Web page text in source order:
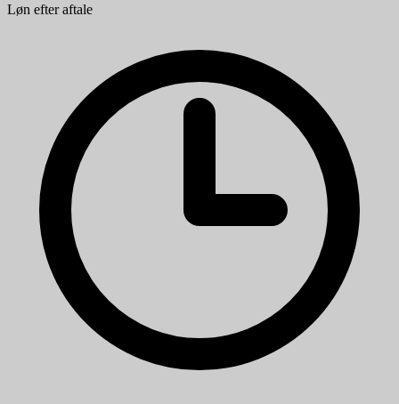
Løn efter aftale